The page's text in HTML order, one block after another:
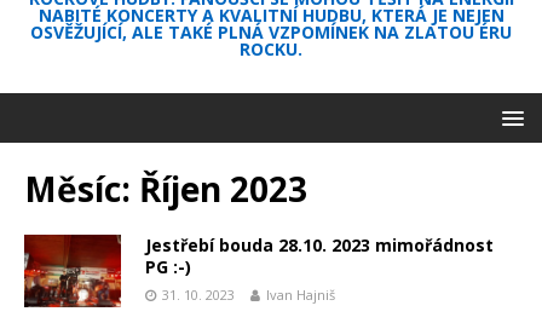
NABITÉ KONCERTY A KVALITNÍ HUDBU, KTERÁ JE NEJEN
OSVĚŽUJÍCÍ, ALE TAKÉ PLNÁ VZPOMÍNEK NA ZLATOU ÉRU
ROCKU.
Měsíc: Říjen 2023
Jestřebí bouda 28.10. 2023 mimořádnost
PG :-)
31. 10. 2023 Ivan Hajniš